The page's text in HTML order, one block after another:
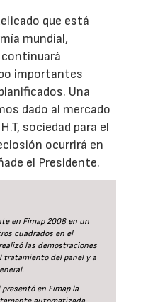
que está
mundial,
importantes
Una
dado al mercado
sociedad para el
ocurrirá en
el Presidente.
en Fimap 2008 en un
cuadrados en el
las demostraciones
tratamiento del panel y a
en Fimap la